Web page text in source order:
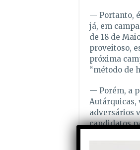
— Portanto,
já, em
de 18 de
proveitoso,
próxima
“método de
— Porém, a
Autárquicas,
adversários
candidatos